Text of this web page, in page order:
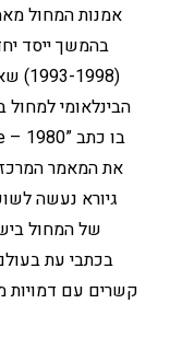
אמנות המחול
בהמשך ייסד
הבינלאומי למחול
את המאמר
של המחול
בכתבי עת
קשרים עם דמויות